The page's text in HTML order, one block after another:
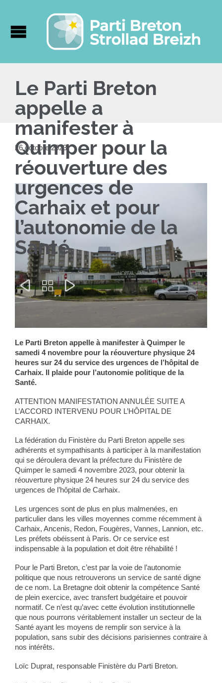
Le Parti Breton
appelle a
manifester à
Quimper pour la
réouverture des
urgences de
Carhaix et pour
l’autonomie de la
Santé.
  
26 octobre 2023
Le Parti Breton appelle à manifester à Quimper le
samedi 4 novembre pour la réouverture physique 24
heures sur 24 du service des urgences de l’hôpital de
Carhaix. Il plaide pour l’autonomie politique de la
Santé.
ATTENTION MANIFESTATION ANNULÉE SUITE A
L’ACCORD INTERVENU POUR L’HÔPITAL DE
CARHAIX.
La fédération du Finistère du Parti Breton appelle ses
adhérents et sympathisants à participer à la manifestation
qui se déroulera devant la préfecture du Finistère de
Quimper le samedi 4 novembre 2023, pour obtenir la
réouverture physique 24 heures sur 24 du service des
urgences de l’hôpital de Carhaix.
Les urgences sont de plus en plus malmenées, en
particulier dans les villes moyennes comme récemment à
Carhaix, Ancenis, Redon, Fougères, Vannes, Lannion, etc.
Les préfets obéissent à Paris. Or ce service est
indispensable à la population et doit être réhabilité !
Pour le Parti Breton, c’est par la voie de l’autonomie
politique que nous retrouverons un service de santé digne
de ce nom. La Bretagne doit obtenir la compétence Santé
de plein exercice, avec transfert budgétaire et pouvoir
normatif. Ce n’est qu’avec cette évolution institutionnelle
que nous pourrons véritablement installer un secteur de la
Santé ayant les moyens de remplir son service à la
population, sans subir des décisions parisiennes contraire à
nos intérêts.
Loïc Duprat, responsable Finistère du Parti Breton.